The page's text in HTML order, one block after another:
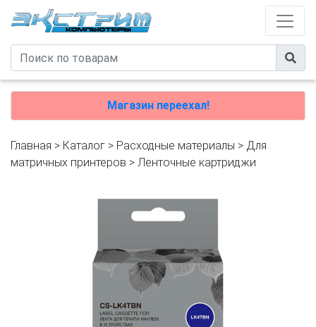
Магазин переехал!
Главная > Каталог > Расходные материалы > Для
матричных принтеров > Ленточные картриджи